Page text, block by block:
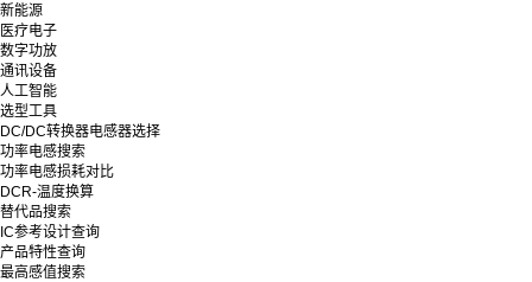
新能源
医疗电子
数字功放
通讯设备
人工智能
选型工具
DC/DC转换器电感器选择
功率电感搜索
功率电感损耗对比
DCR-温度换算
替代品搜索
IC参考设计查询
产品特性查询
最高感值搜索